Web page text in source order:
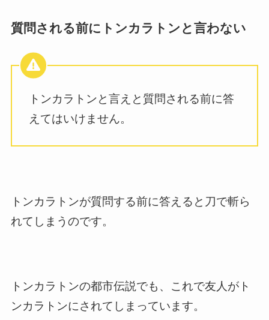
質問される前にトンカラトンと言わない
トンカラトンと言えと質問される前に答
えてはいけません。
トンカラトンが質問する前に答えると刀で斬ら
れてしまうのです。
トンカラトンの都市伝説でも、これで友人がト
ンカラトンにされてしまっています。